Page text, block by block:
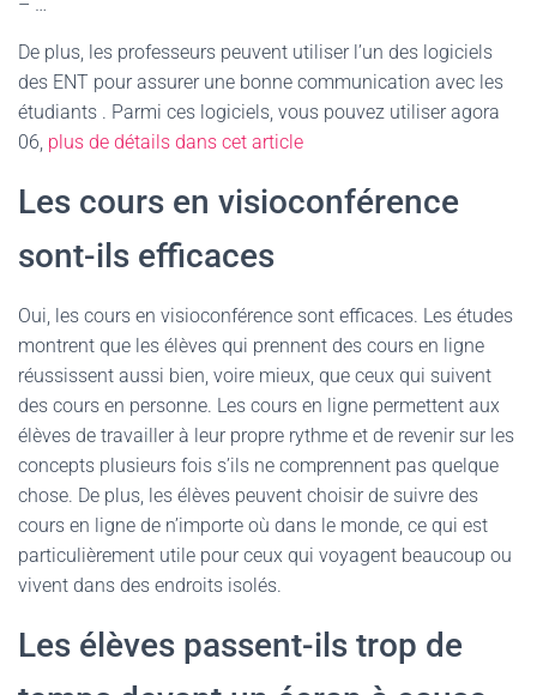
De plus, les professeurs peuvent utiliser l’un des logiciels
des ENT pour assurer une bonne communication avec les
étudiants . Parmi ces logiciels, vous pouvez utiliser agora
06, plus de détails dans cet article
Les cours en visioconférence
sont-ils efficaces
Oui, les cours en visioconférence sont efficaces. Les études
montrent que les élèves qui prennent des cours en ligne
réussissent aussi bien, voire mieux, que ceux qui suivent
des cours en personne. Les cours en ligne permettent aux
élèves de travailler à leur propre rythme et de revenir sur les
concepts plusieurs fois s’ils ne comprennent pas quelque
chose. De plus, les élèves peuvent choisir de suivre des
cours en ligne de n’importe où dans le monde, ce qui est
particulièrement utile pour ceux qui voyagent beaucoup ou
vivent dans des endroits isolés.
Les élèves passent-ils trop de